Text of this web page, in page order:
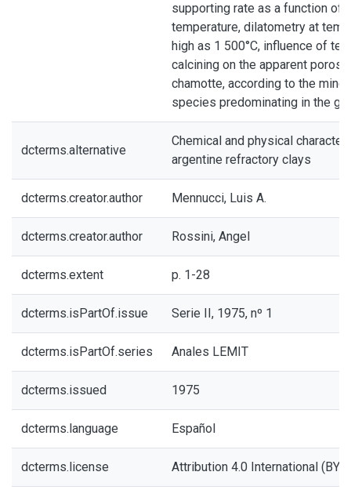
supporting rate as a function of
temperature, dilatometry at
high as 1 500°C, influence of
calcining on the apparent
chamotte, according to the
species predominating in the
dcterms.alternative
Chemical and physical
argentine refractory clays
dcterms.creator.author Mennucci, Luis A.
dcterms.creator.author Rossini, Angel
dcterms.extent p. 1-28
dcterms.isPartOf.issue Serie II, 1975, nº 1
dcterms.isPartOf.series Anales LEMIT
dcterms.issued 1975
dcterms.language Español
dcterms.license Attribution 4.0 International (BY